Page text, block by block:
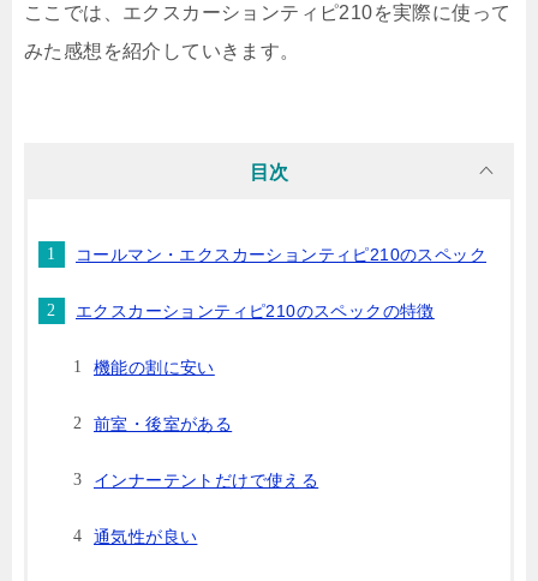
ここでは、エクスカーションティピ210を実際に使って
みた感想を紹介していきます。
目次
コールマン・エクスカーションティピ210のスペック
エクスカーションティピ210のスペックの特徴
機能の割に安い
前室・後室がある
インナーテントだけで使える
通気性が良い